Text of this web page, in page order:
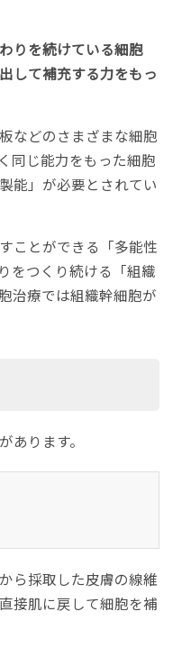
りを続けている細胞
して補充する力をもっ
などのさまざまな細胞
同じ能力をもった細胞
能」が必要とされてい
ことができる「多能性
をつくり続ける「組織
治療では組織幹細胞が
あります。
ら採取した皮膚の線維
接肌に戻して細胞を補